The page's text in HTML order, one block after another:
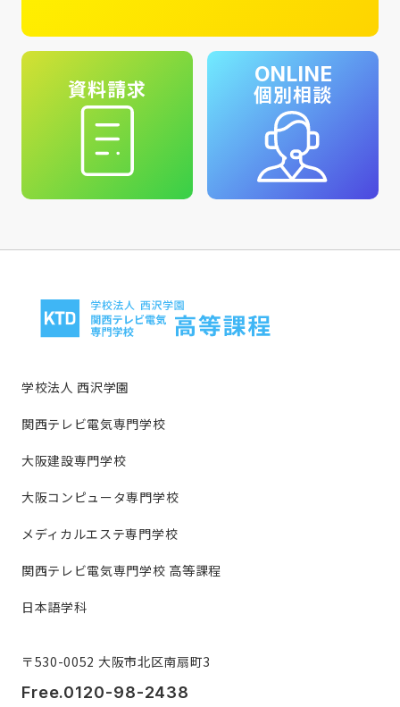
資料請求
ONLINE
個別相談
学校法人 西沢学園
関西テレビ電気専門学校
大阪建設専門学校
大阪コンピュータ専門学校
メディカルエステ専門学校
関西テレビ電気専門学校 高等課程
日本語学科
〒530-0052 大阪市北区南扇町3
Free.0120-98-2438